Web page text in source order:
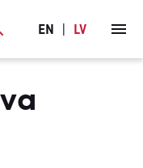
EN LV